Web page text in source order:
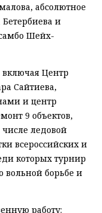
абсолютное
и
Шейх-
включая Центр
Сайтиева,
и центр
9 объектов,
числе ледовой
всероссийских и
которых турнир
борьбе и
работу: